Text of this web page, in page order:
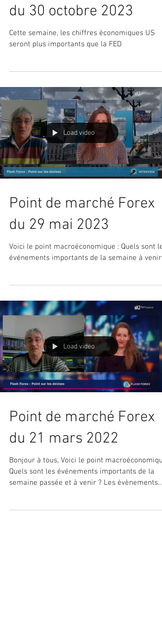
du 30 octobre 2023
Cette semaine, les chiffres économiques US
seront plus importants que la FED
Load video
Point de marché Forex
du 29 mai 2023
Voici le point macroéconomique : Quels sont les
événements importants de la semaine à venir ?
Load video
Point de marché Forex
du 21 mars 2022
Bonjour à tous, Voici le point
Quels sont les événements importants de la
semaine passée et à venir ? Les évènements